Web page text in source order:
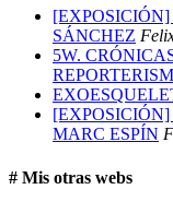
SÁNCHEZ
5W.
MARC ESPÍN
# Mis otras webs